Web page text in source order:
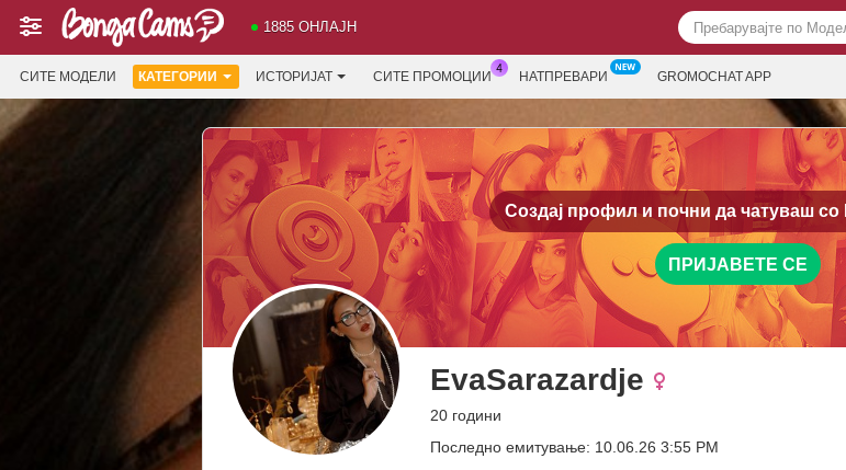
1885 ОНЛАЈН
СИТЕ МОДЕЛИ КАТЕГОРИИ ИСТОРИЈАТ СИТЕ ПРОМОЦИИ НАТПРЕВАРИ GROMOCHAT APP
Создај профил и почни да чатуваш со
ПРИЈАВЕТЕ СЕ
EvaSarazardje
20 години
Последно емитување: 10.06.26 3:55 PM